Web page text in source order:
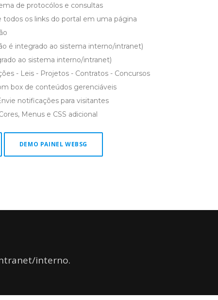
de protocólos e consultas
todos os links do portal em uma página
é integrado ao sistema interno/intranet)
ao sistema interno/intranet)
- Leis - Projetos - Contratos - Concursos
box de conteúdos gerenciáveis
notificações para visitantes
Menus e CSS adicional
DEMO PAINEL WEBSG
interno.